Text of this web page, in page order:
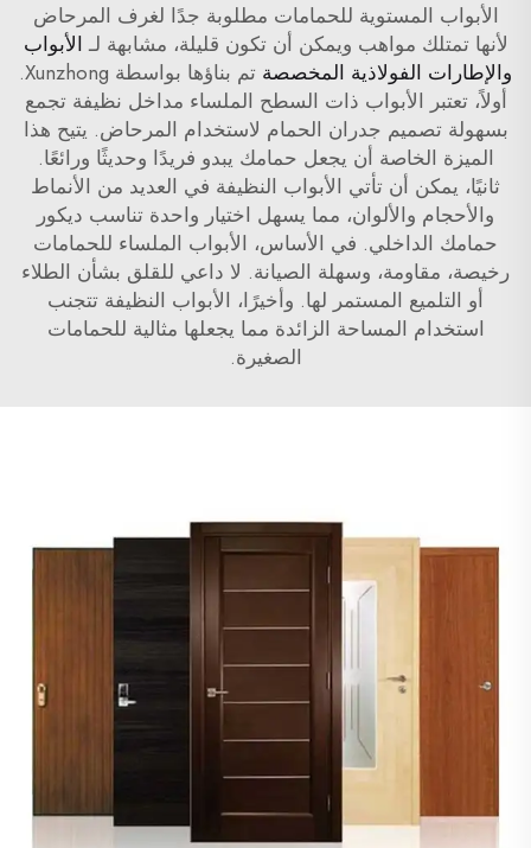
الأبواب المستوية للحمامات مطلوبة جدًا لغرف المرحاض
لأنها تمتلك مواهب ويمكن أن تكون قليلة، مشابهة لـ الأبواب
والإطارات الفولاذية المخصصة
تم بناؤها بواسطة Xunzhong.
أولاً، تعتبر الأبواب ذات السطح الملساء مداخل نظيفة تجمع
بسهولة تصميم جدران الحمام لاستخدام المرحاض. يتيح هذا
الميزة الخاصة أن يجعل حمامك يبدو فريدًا وحديثًا ورائعًا.
ثانيًا، يمكن أن تأتي الأبواب النظيفة في العديد من الأنماط
والأحجام والألوان، مما يسهل اختيار واحدة تناسب ديكور
حمامك الداخلي. في الأساس، الأبواب الملساء للحمامات
رخيصة، مقاومة، وسهلة الصيانة. لا داعي للقلق بشأن الطلاء
أو التلميع المستمر لها. وأخيرًا، الأبواب النظيفة تتجنب
استخدام المساحة الزائدة مما يجعلها مثالية للحمامات
الصغيرة.